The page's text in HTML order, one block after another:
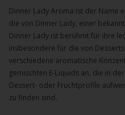
Dinner Lady Aroma ist der Name
die von Dinner Lady, einer
Dinner Lady ist berühmt für ihre
insbesondere für die von
verschiedene aromatische
gemischten E-Liquids an, die in
Dessert- oder Fruchtprofile
zu finden sind.